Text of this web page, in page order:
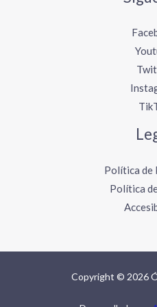
Política de
Política
Copyright © 2026